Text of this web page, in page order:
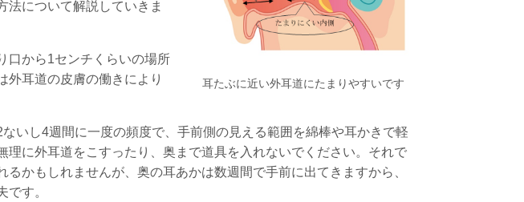
耳たぶに近い外耳道にたまりやすいです
法について解説していきま
口から1センチくらいの場所
外耳道の皮膚の働きにより
いし4週間に一度の頻度で、手前側の見える範囲を綿棒や耳かきで軽
理に外耳道をこすったり、奥まで道具を入れないでください。それで
るかもしれませんが、奥の耳あかは数週間で手前に出てきますから、
です。